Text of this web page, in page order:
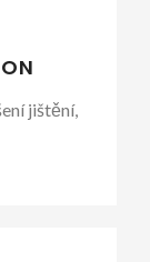
jištění,